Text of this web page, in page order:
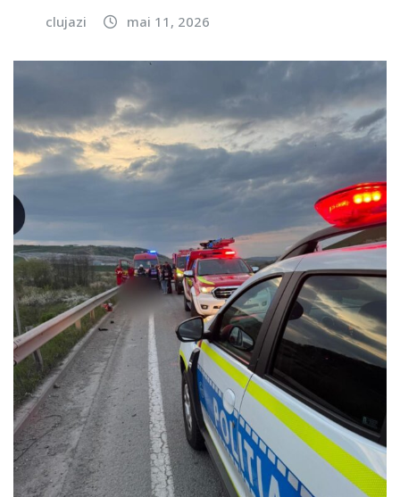
clujazi mai 11, 2026